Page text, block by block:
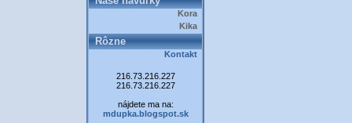
Kora
Kika
Rôzne
Kontakt
216.73.216.227
216.73.216.227
nájdete ma na:
mdupka.blogspot.sk